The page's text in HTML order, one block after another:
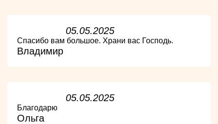
05.05.2025
Спасибо вам большое. Храни вас Господь.
Владимир
05.05.2025
Благодарю
Ольга